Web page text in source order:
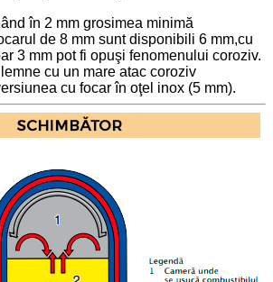
în 2 mm grosimea minimă
de 8 mm sunt disponibili 6 mm,cu
3 mm pot fi opuşi fenomenului coroziv.
cu un mare atac coroziv
cu focar în oţel inox (5 mm).